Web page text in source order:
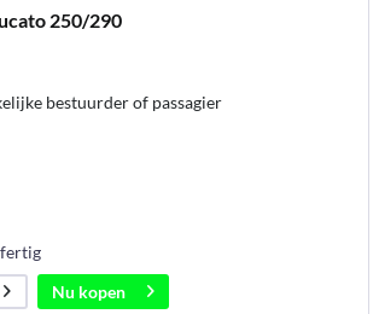
250/290
bestuurder of passagier
Nu kopen